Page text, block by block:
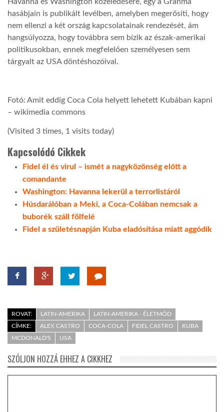
hasábjain is publikált levélben, amelyben megerősíti, hogy
nem ellenzi a két ország kapcsolatainak rendezését, ám
hangsúlyozza, hogy továbbra sem bízik az észak-amerikai
politikusokban, ennek megfelelően személyesen sem
tárgyalt az USA döntéshozóival.
Fotó: Amit eddig Coca Cola helyett lehetett Kubában kapni
– wikimedia commons
(Visited 3 times, 1 visits today)
Kapcsolódó Cikkek
Fidel él és virul – ismét a nagyközönség előtt a
comandante
Washington: Havanna lekerül a terrorlistáról
Húsdarálóban a Meki, a Coca-Colában nemcsak a
buborék száll fölfelé
Fidel a születésnapján Kuba eladósítása miatt aggódik
ROVAT: LATIN-AMERIKA
LATIN-AMERIKA - ÉLETMÓD
CÍMKE:
ALEX CASTRO COCA-COLA FIDEL CASTRO
KUBA
MCDONALD'S
USA
SZÓLJON HOZZÁ EHHEZ A CIKKHEZ